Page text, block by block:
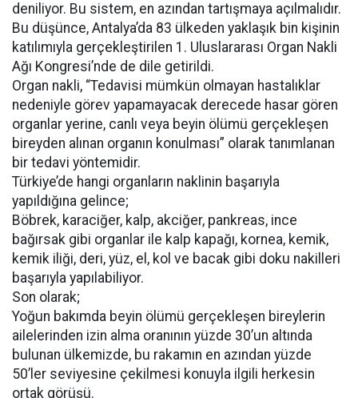
deniliyor. Bu sistem, en azından tartışmaya açılmalıdır.
Bu düşünce, Antalya’da 83 ülkeden yaklaşık bin kişinin
katılımıyla gerçekleştirilen 1. Uluslararası Organ Nakli
Ağı Kongresi’nde de dile getirildi.
Organ nakli, “Tedavisi mümkün olmayan hastalıklar
nedeniyle görev yapamayacak derecede hasar gören
organlar yerine, canlı veya beyin ölümü gerçekleşen
bireyden alınan organın konulması” olarak tanımlanan
bir tedavi yöntemidir.
Türkiye’de hangi organların naklinin başarıyla
yapıldığına gelince;
Böbrek, karaciğer, kalp, akciğer, pankreas, ince
bağırsak gibi organlar ile kalp kapağı, kornea, kemik,
kemik iliği, deri, yüz, el, kol ve bacak gibi doku nakilleri
başarıyla yapılabiliyor.
Son olarak;
Yoğun bakımda beyin ölümü gerçekleşen bireylerin
ailelerinden izin alma oranının yüzde 30’un altında
bulunan ülkemizde, bu rakamın en azından yüzde
50’ler seviyesine çekilmesi konuyla ilgili herkesin
ortak görüşü.